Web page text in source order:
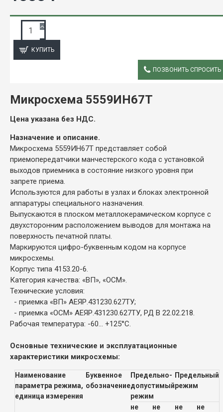
КУПИТЬ
ПОЗВОНИТЬ СПРОСИТЬ
Микросхема 5559ИН67Т
Цена указана без НДС.
Назначение и описание.
Микросхема 5559ИН67Т представляет собой
приемопередатчики манчестерского кода с установкой
выходов приемника в состояние низкого уровня при
запрете приема.
Используются для работы в узлах и блоках электронной
аппаратуры специального назначения.
Выпускаются в плоском металлокерамическом корпусе с
двухсторонним расположением выводов для монтажа на
поверхность печатной платы.
Маркируются цифро-буквенным кодом на корпусе
микросхемы.
Корпус типа 4153.20-6.
Категория качества: «ВП», «ОСМ».
Технические условия:
- приемка «ВП» АЕЯР.431230.627ТУ;
- приемка «ОСМ» АЕЯР.431230.627ТУ, РД В 22.02.218.
Рабочая температура: -60... +125°C.
Основные технические и эксплуатационные
характеристики микросхемы:
Наименование
параметра режима,
единица измерения
Буквенное
обозначение
Предельно-
допустимый
режим
Предельный
режим
не
не
не
не